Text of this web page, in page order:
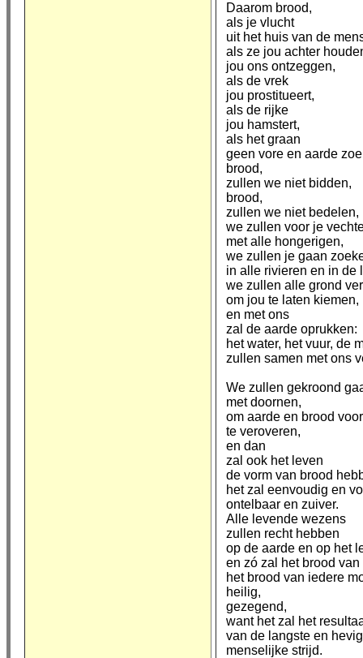
Daarom brood,
als je vlucht
uit het huis van de
als ze jou achter
jou ons ontzeggen,
als de vrek
jou prostitueert,
als de rijke
jou hamstert,
als het graan
geen vore en aarde
brood,
zullen we niet bidden,
brood,
zullen we niet bedelen,
we zullen voor je
met alle hongerigen,
we zullen je gaan
in alle rivieren en in de
we zullen alle grond
om jou te laten kiemen,
en met ons
zal de aarde oprukken:
het water, het vuur, de
zullen samen met ons
We zullen gekroond
met doornen,
om aarde en brood
te veroveren,
en dan
zal ook het leven
de vorm van brood
het zal eenvoudig en
ontelbaar en zuiver.
Alle levende wezens
zullen recht hebben
op de aarde en op het
en zó zal het brood
het brood van iedere
heilig,
gezegend,
want het zal het
van de langste en
menselijke strijd.